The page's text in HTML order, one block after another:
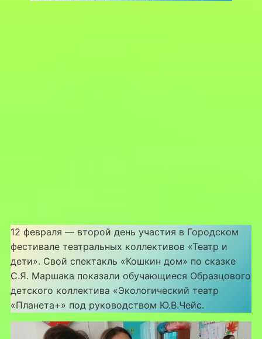
12 февраля — второй день участия в Городском
фестивале театральных коллективов «Театр и
дети». Свой спектакль «Кошкин дом» по сказке
С.Я. Маршака показали обучающиеся Образцового
детского коллектива «Экологический театр
«Планета+» под руководством Ю.В.Чейс.